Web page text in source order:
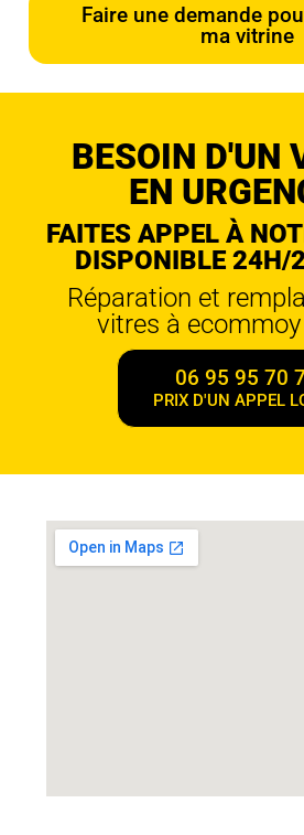
Faire une demande
ma vitrine
BESOIN D'UN
EN
FAITES APPEL À
DISPONIBLE 24H/
Réparation et
vitres à
06 95 95 70
PRIX D'UN APPEL